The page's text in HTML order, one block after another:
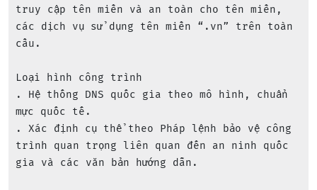
truy cập tên miền và an toàn cho tên miền,
các dịch vụ sử dụng tên miền “.vn” trên toàn
cầu.
Loại hình công trình
. Hệ thống DNS quốc gia theo mô hình, chuẩn
mực quốc tế.
. Xác định cụ thể theo Pháp lệnh bảo vệ công
trình quan trọng liên quan đến an ninh quốc
gia và các văn bản hướng dẫn.